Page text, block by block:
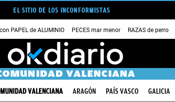
EL SITIO DE LOS INCONFORMISTAS
PAPEL de ALUMINIO PECES mar menor RAZAS de perro
VALENCIANA
VALENCIANA ARAGÓN PAÍS VASCO GALICIA